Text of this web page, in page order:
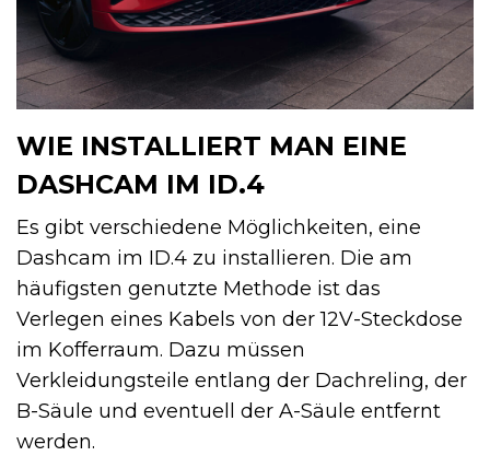
WIE INSTALLIERT MAN EINE
DASHCAM IM ID.4
Es gibt verschiedene Möglichkeiten, eine
Dashcam im ID.4 zu installieren. Die am
häufigsten genutzte Methode ist das
Verlegen eines Kabels von der 12V-Steckdose
im Kofferraum. Dazu müssen
Verkleidungsteile entlang der Dachreling, der
B-Säule und eventuell der A-Säule entfernt
werden.